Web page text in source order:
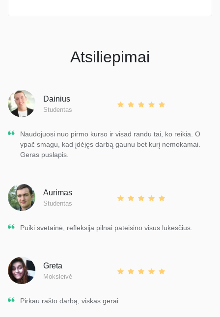
Atsiliepimai
Dainius
Studentas
Naudojuosi nuo pirmo kurso ir visad randu tai, ko reikia. O
ypač smagu, kad įdėjęs darbą gaunu bet kurį nemokamai.
Geras puslapis.
Aurimas
Studentas
Puiki svetainė, refleksija pilnai pateisino visus lūkesčius.
Greta
Moksleivė
Pirkau rašto darbą, viskas gerai.